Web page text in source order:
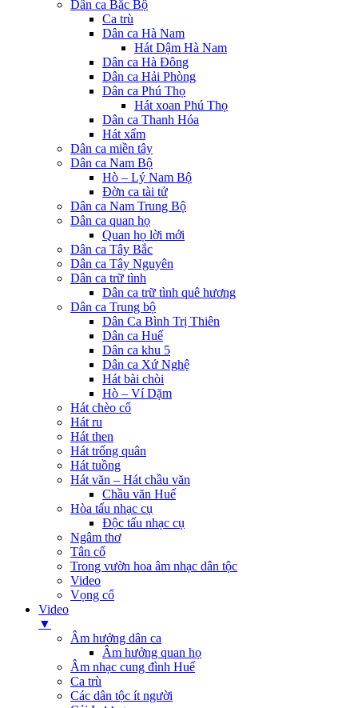
Dân ca Bắc Bộ
Ca trù
Dân ca Hà Nam
Hát Dậm Hà Nam
Dân ca Hà Đông
Dân ca Hải Phòng
Dân ca Phú Thọ
Hát xoan Phú Thọ
Dân ca Thanh Hóa
Hát xẩm
Dân ca miền tây
Dân ca Nam Bộ
Hò – Lý Nam Bộ
Đờn ca tài tử
Dân ca Nam Trung Bộ
Dân ca quan họ
Quan họ lời mới
Dân ca Tây Bắc
Dân ca Tây Nguyên
Dân ca trữ tình
Dân ca trữ tình quê hương
Dân ca Trung bộ
Dân Ca Bình Trị Thiên
Dân ca Huế
Dân ca khu 5
Dân ca Xứ Nghệ
Hát bài chòi
Hò – Ví Dặm
Hát chèo cổ
Hát ru
Hát then
Hát trống quân
Hát tuồng
Hát văn – Hát chầu văn
Chầu văn Huế
Hòa tấu nhạc cụ
Độc tấu nhạc cụ
Ngâm thơ
Tân cổ
Trong vườn hoa âm nhạc dân tộc
Video
Vọng cổ
Video
▼
Âm hưởng dân ca
Âm hưởng quan họ
Âm nhạc cung đình Huế
Ca trù
Các dân tộc ít người